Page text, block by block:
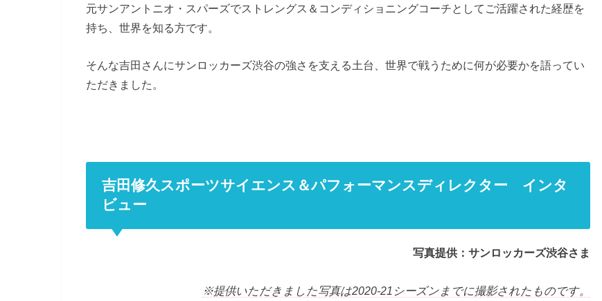
元サンアントニオ・スパーズでストレングス＆コンディショニングコーチとしてご活躍された経歴を
持ち、世界を知る方です。
そんな吉田さんにサンロッカーズ渋谷の強さを支える土台、世界で戦うために何が必要かを語ってい
ただきました。
吉田修久スポーツサイエンス＆パフォーマンスディレクター インタ
ビュー
写真提供：サンロッカーズ渋谷さま
※提供いただきました写真は2020-21シーズンまでに撮影されたものです。